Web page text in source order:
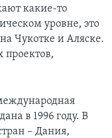
какие-то
уровне, это
Чукотке и Аляске.
проектов,
в 1996 году. В
– Дания,